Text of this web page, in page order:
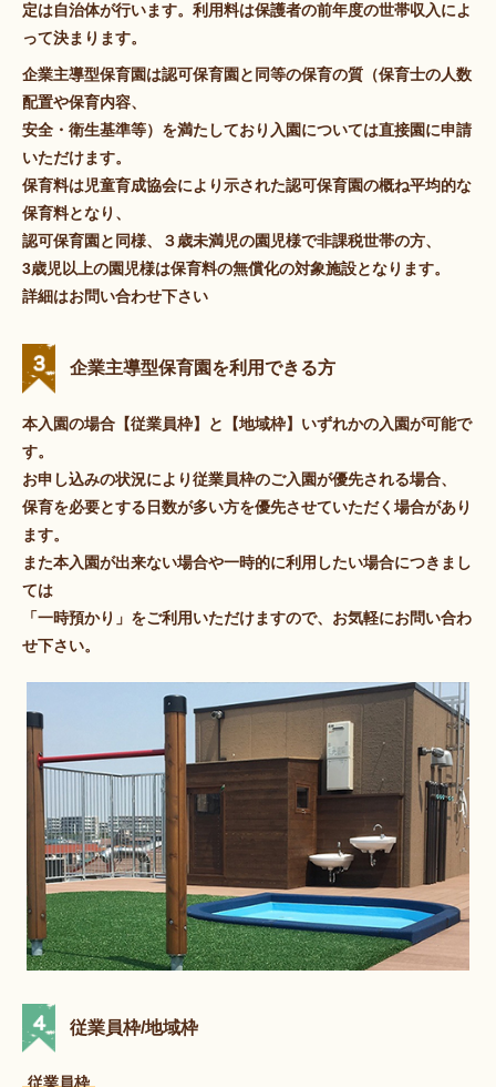
定は自治体が行います。利用料は保護者の前年度の世帯収入によ
って決まります。
企業主導型保育園は認可保育園と同等の保育の質（保育⼠の人数
配置や保育内容、
安全・衛生基準等）を満たしており入園については直接園に申請
いただけます。
保育料は児童育成協会により⽰された認可保育園の概ね平均的な
保育料となり、
認可保育園と同様、３歳未満児の園児様で⾮課税世帯の⽅、
3歳児以上の園児様は保育料の無償化の対象施設となります。
詳細はお問い合わせ下さい
企業主導型保育園を利用できる⽅
本入園の場合【従業員枠】と【地域枠】いずれかの入園が可能で
す。
お申し込みの状況により従業員枠のご入園が優先される場合、
保育を必要とする日数が多い⽅を優先させていただく場合があり
ます。
また本入園が出来ない場合や一時的に利用したい場合につきまし
ては
「一時預かり」をご利用いただけますので、お気軽にお問い合わ
せ下さい。
従業員枠/地域枠
従業員枠